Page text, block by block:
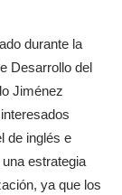
durante la
Desarrollo del
Jiménez
de inglés e
estrategia
ya que los